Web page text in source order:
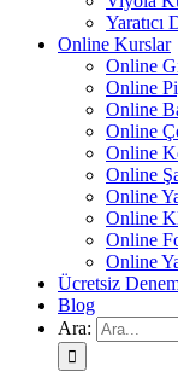
Yaratıcı
Online Kurslar
Online
Online
Online
Online
Online
Online
Online
Online
Online
Online
Ücretsiz
Blog
Ara: